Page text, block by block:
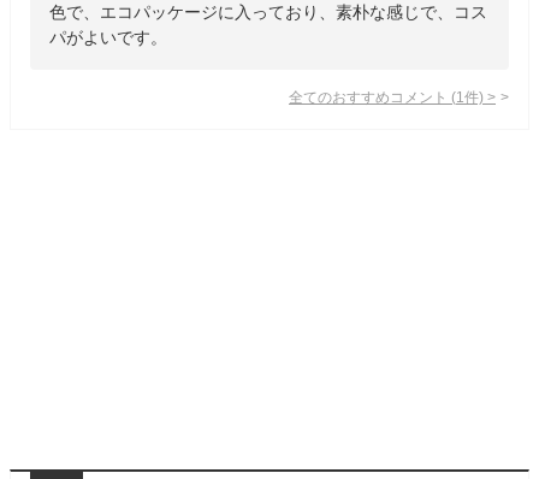
色で、エコパッケージに入っており、素朴な感じで、コス
パがよいです。
全てのおすすめコメント (1 件) >